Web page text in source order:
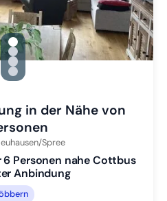
gallery.slide_selector
Zu Slide 1 wechseln
Zu Slide 2 wechseln
Zu Slide 3 wechseln
Zu Slide 4 wechseln
in der Nähe von
Spree
Personen nahe Cottbus
Anbindung